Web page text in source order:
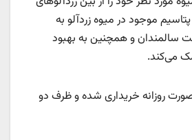
موجود در میوه زردآلو به
سالمندان و همچنین به بهبود
می‌کند.
صورت روزانه خریداری شده و ظرف دو